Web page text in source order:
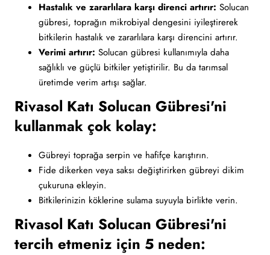
Hastalık ve zararlılara karşı direnci artırır: Solucan
gübresi, toprağın mikrobiyal dengesini iyileştirerek
bitkilerin hastalık ve zararlılara karşı direncini artırır.
Verimi artırır: Solucan gübresi kullanımıyla daha
sağlıklı ve güçlü bitkiler yetiştirilir. Bu da tarımsal
üretimde verim artışı sağlar.
Rivasol Katı Solucan Gübresi'ni
kullanmak çok kolay:
Gübreyi toprağa serpin ve hafifçe karıştırın.
Fide dikerken veya saksı değiştirirken gübreyi dikim
çukuruna ekleyin.
Bitkilerinizin köklerine sulama suyuyla birlikte verin.
Rivasol Katı Solucan Gübresi'ni
tercih etmeniz için 5 neden: